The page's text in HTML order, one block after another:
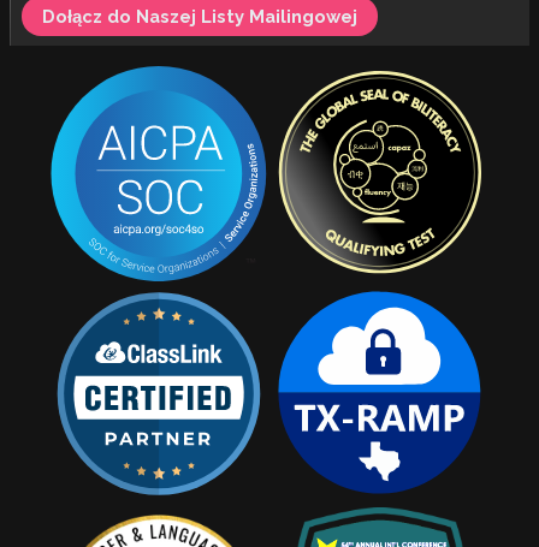
Dołącz do Naszej Listy Mailingowej